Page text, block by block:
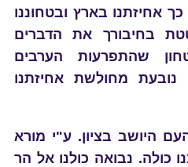
אחיזתנו בארץ ובטחוננו
בחיבורך את הדברים
שהתפרעות הערבים
נובעת מחולשת אחיזתנו
היושב בציון. ע"י מורא
כולה. נבואה כולנו אל הר